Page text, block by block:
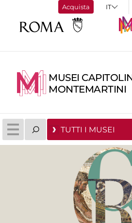
Acquista
MUSEI
MONTEMARTINI
TUTTI I MUSEI